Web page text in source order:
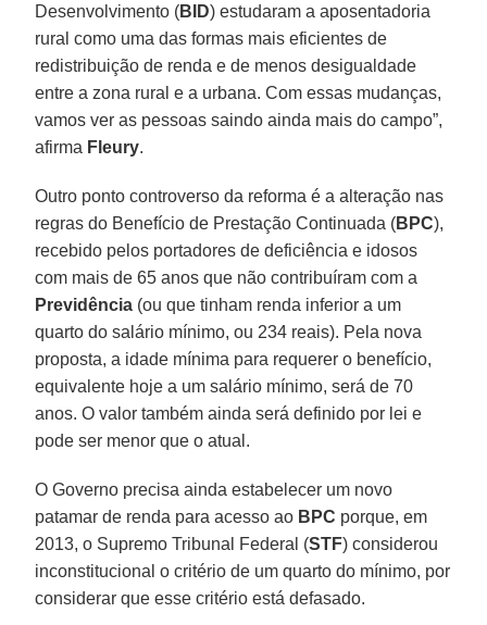
Desenvolvimento (BID) estudaram a aposentadoria
rural como uma das formas mais eficientes de
redistribuição de renda e de menos desigualdade
entre a zona rural e a urbana. Com essas mudanças,
vamos ver as pessoas saindo ainda mais do campo”,
afirma Fleury.
Outro ponto controverso da reforma é a alteração nas
regras do Benefício de Prestação Continuada (BPC),
recebido pelos portadores de deficiência e idosos
com mais de 65 anos que não contribuíram com a
Previdência (ou que tinham renda inferior a um
quarto do salário mínimo, ou 234 reais). Pela nova
proposta, a idade mínima para requerer o benefício,
equivalente hoje a um salário mínimo, será de 70
anos. O valor também ainda será definido por lei e
pode ser menor que o atual.
O Governo precisa ainda estabelecer um novo
patamar de renda para acesso ao BPC porque, em
2013, o Supremo Tribunal Federal (STF) considerou
inconstitucional o critério de um quarto do mínimo, por
considerar que esse critério está defasado.